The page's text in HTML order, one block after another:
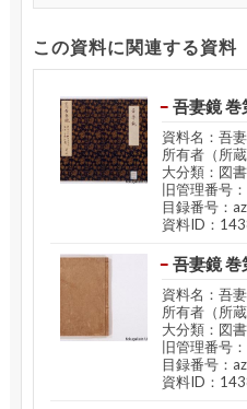
この資料に関連する資料
吾妻鏡 巻
資料名：吾
所有者（所
大分類：図
旧管理番号
目録番号：
資料ID：
吾妻鏡 巻
資料名：吾
所有者（所
大分類：図
旧管理番号
目録番号：
資料ID：